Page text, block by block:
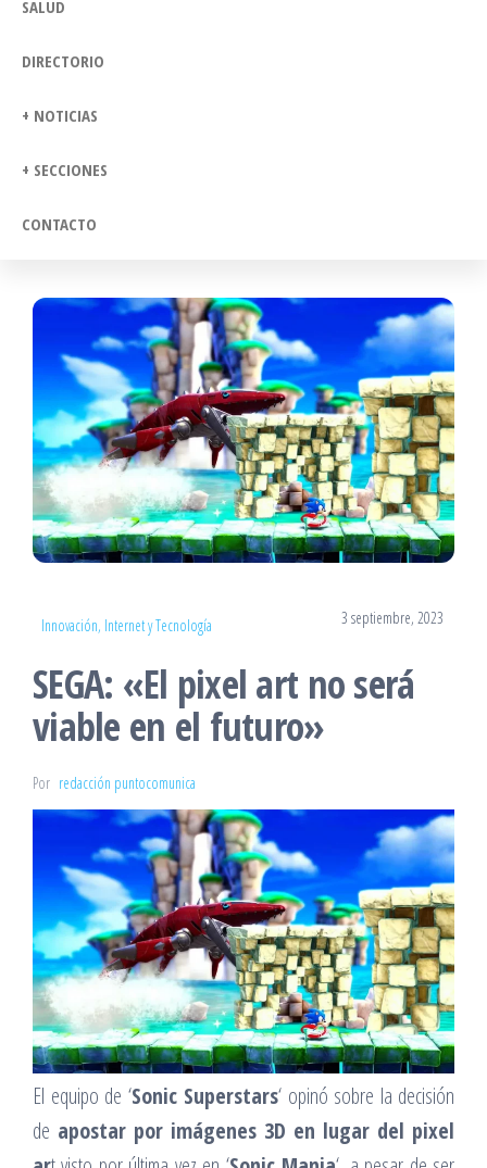
SALUD
DIRECTORIO
+ NOTICIAS
+ SECCIONES
CONTACTO
Innovación, Internet y Tecnología 3 septiembre, 2023
SEGA: «El pixel art no será
viable en el futuro»
Por redacción puntocomunica
El equipo de ‘Sonic Superstars‘ opinó sobre la decisión
de apostar por imágenes 3D en lugar del pixel